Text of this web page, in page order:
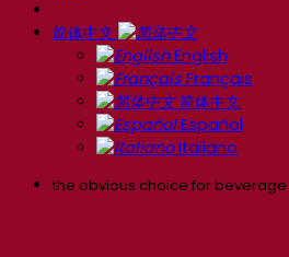
简体中文
English
Français
简体中文
Español
Italiano
the obvious choice for beverage